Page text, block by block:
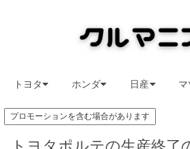
トヨタ ホンダ 日産
プロモーションを含む場合があります